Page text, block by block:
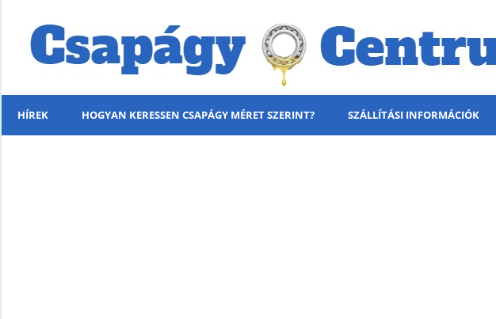
HÍREK HOGYAN KERESSEN CSAPÁGY MÉRET SZERINT? SZÁLLÍTÁSI INFORMÁCIÓK
MENÜ